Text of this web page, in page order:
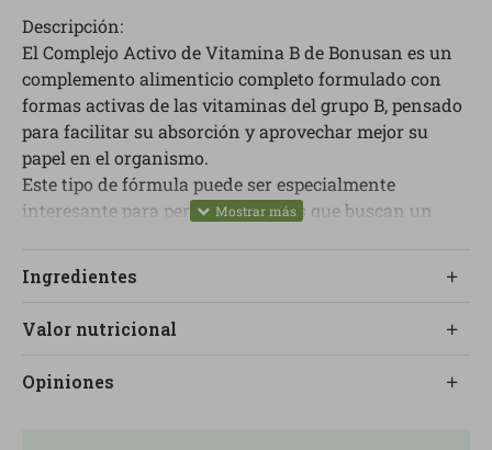
Descripción:
El Complejo Activo de Vitamina B de Bonusan es un
complemento alimenticio completo formulado con
formas activas de las vitaminas del grupo B, pensado
para facilitar su absorción y aprovechar mejor su
papel en el organismo.
Este tipo de fórmula puede ser especialmente
interesante para personas adultas que buscan un
Las vitaminas del grupo B participan en procesos
energético, el funcionamiento del sistema nervioso y
Por ello, este complemento puede encajar en
Ingredientes
Valor nutricional
Opiniones